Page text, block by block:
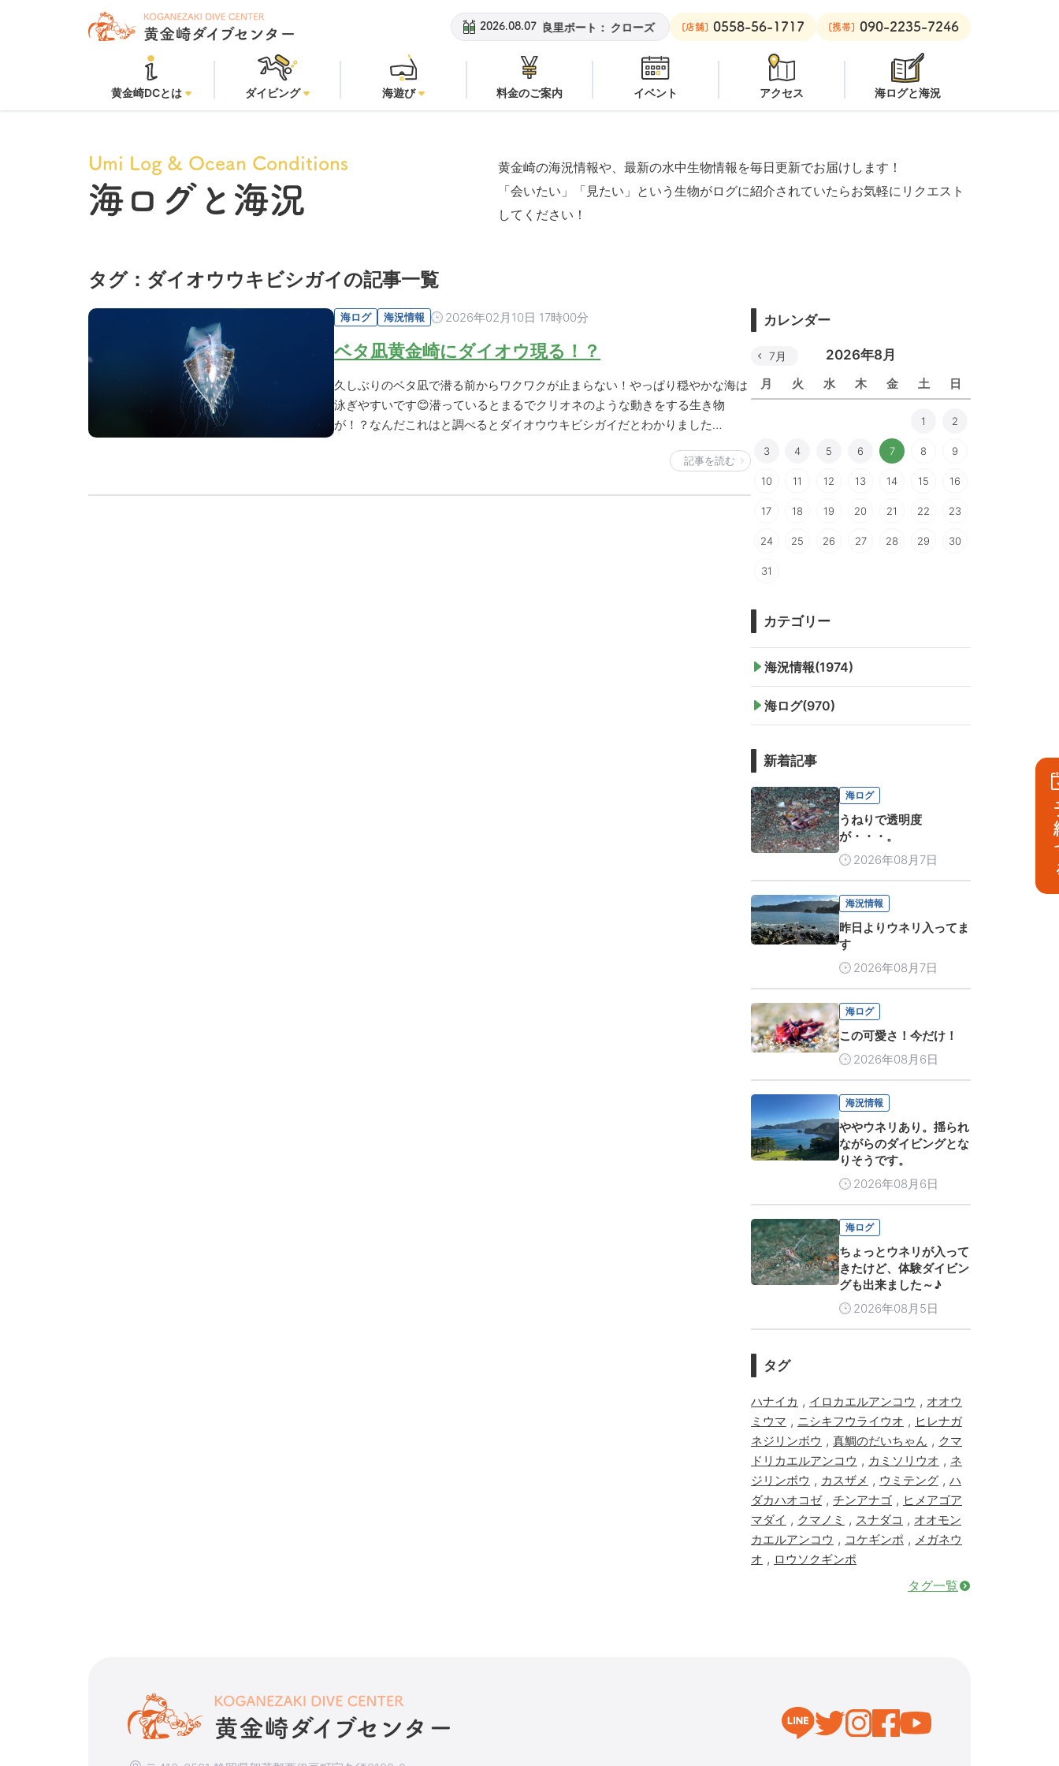
2026.08.07
黄金崎ビーチ： 潜水注意 安良里ボート： クローズ 黄金崎ビーチ：潜水注意 安良里ボート：クローズ
[店舗] 0558-56-1717 [携帯] 090-2235-7246
黄金崎DCとは ダイビング 海遊び 料金のご案内 イベント アクセス 海ログと海況
Umi Log & Ocean Conditions
海ログと海況
黄金崎の海況情報や、最新の水中生物情報を毎日更新でお届けします！
「会いたい」「見たい」という生物がログに紹介されていたらお気軽にリクエスト
してください！
タグ：ダイオウウキビシガイの記事一覧
海ログ 海況情報 2026年02月10日 17時00分
ベタ凪黄金崎にダイオウ現る！？
久しぶりのベタ凪で潜る前からワクワクが止まらない！やっぱり穏やかな海は
泳ぎやすいです😊潜っているとまるでクリオネのような動きをする生き物
が！？なんだこれはと調べるとダイオウウキビシガイだとわかりました…
記事を読む
カレンダー
2026年8月
月 火 水 木 金 土 日
7月
1 2
3 4 5 6 7 8 9
10 11 12 13 14 15 16
17 18 19 20 21 22 23
24 25 26 27 28 29 30
31
カテゴリー
海況情報(1974)
海ログ(970)
新着記事
海ログ
うねりで透明度
が・・・。
2026年08月7日
海況情報
昨日よりウネリ入ってま
す
2026年08月7日
海ログ
この可愛さ！今だけ！
2026年08月6日
海況情報
ややウネリあり。揺られ
ながらのダイビングとな
りそうです。
2026年08月6日
海ログ
ちょっとウネリが入って
きたけど、体験ダイビン
グも出来ました～♪
2026年08月5日
タグ
ハナイカ , イロカエルアンコウ , オオウ
ミウマ , ニシキフウライウオ , ヒレナガ
ネジリンボウ , 真鯛のだいちゃん , クマ
ドリカエルアンコウ , カミソリウオ , ネ
ジリンボウ , カスザメ , ウミテング , ハ
ダカハオコゼ, チンアナゴ , ヒメアゴア
マダイ , クマノミ , スナダコ , オオモン
カエルアンコウ , コケギンポ , メガネウ
オ , ロウソクギンポ
タグ一覧